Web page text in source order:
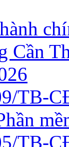
Cần
TB-
TB-